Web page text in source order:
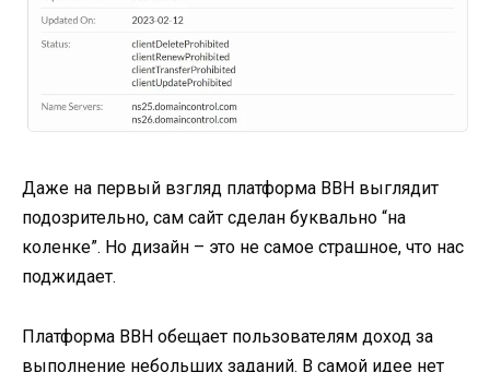
Даже на первый взгляд платформа BBH выглядит
подозрительно, сам сайт сделан буквально “на
коленке”. Но дизайн – это не самое страшное, что нас
поджидает.
Платформа BBH обещает пользователям доход за
выполнение небольших заданий. В самой идее нет